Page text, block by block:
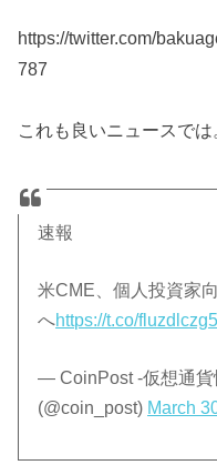
https://twitter.com/
787
これも良いニュースでは
速報
米CME、個人投資家
へhttps://t.co/fluzdlczg5
— CoinPost -仮想通貨
(@coin_post) March